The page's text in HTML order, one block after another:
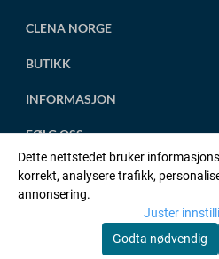
CLENA NORGE
Vi leverer alt fra små standard
spesialtilpassede anlegg.
post@clena.no
Tlf.: +47 45 88 58 31
Org. nr. 920230695
Orstadvegen 128b, 4353
BUTIKK
Mandag-Fredag 8.00-16.00
Kontakt oss
OPPRETT KONTO
INFORMASJON
Om oss
Artikler
Salgsbetingelser
Personvernerklæring
FØLG OSS
Facebook
© Copyright Company, org.
Dette nettstedet bruker
korrekt, analysere trafikk,
annonsering.
Juster
Godta nødvendig